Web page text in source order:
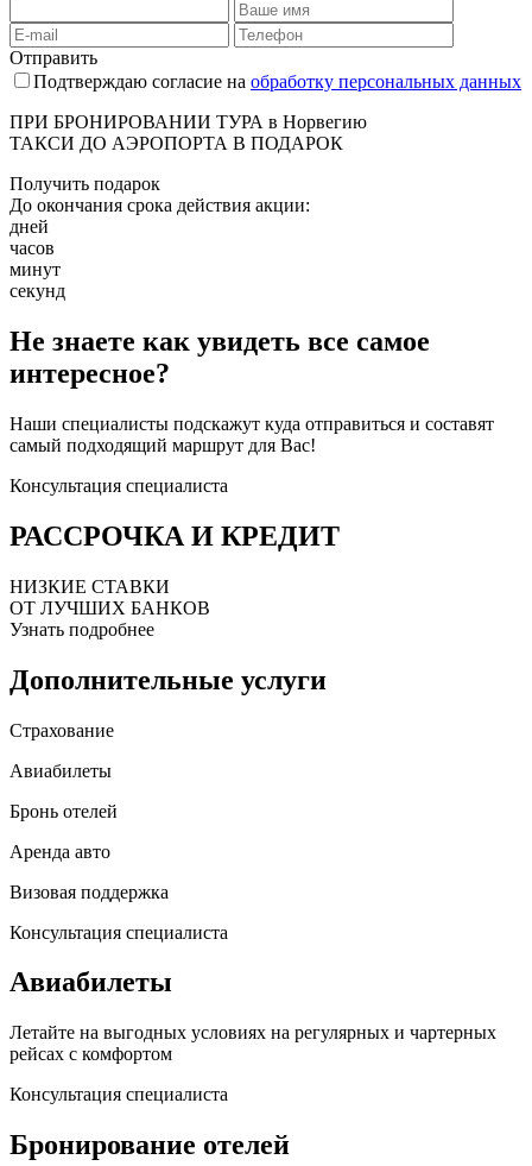
Отправить
Подтверждаю согласие на обработку персональных данных
ПРИ БРОНИРОВАНИИ ТУРА в Норвегию
ТАКСИ ДО АЭРОПОРТА В ПОДАРОК
Получить подарок
До окончания срока действия акции:
дней
часов
минут
секунд
Не знаете как увидеть все самое
интересное?
Наши специалисты подскажут куда отправиться и составят
самый подходящий маршрут для Вас!
Консультация специалиста
РАССРОЧКА И КРЕДИТ
НИЗКИЕ СТАВКИ
ОТ ЛУЧШИХ БАНКОВ
Узнать подробнее
Дополнительные услуги
Страхование
Авиабилеты
Бронь отелей
Аренда авто
Визовая поддержка
Консультация специалиста
Авиабилеты
Летайте на выгодных условиях на регулярных и чартерных
рейсах с комфортом
Консультация специалиста
Бронирование отелей